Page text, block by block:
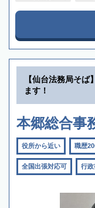
【仙台法務局そ
ます！
本郷総合事
役所から近い 職歴
全国出張対応可 行政